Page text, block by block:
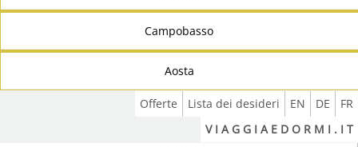
Campobasso
Aosta
FR
DE
EN
Lista dei desideri
Offerte
V I A G G I A E D O R M I . I T